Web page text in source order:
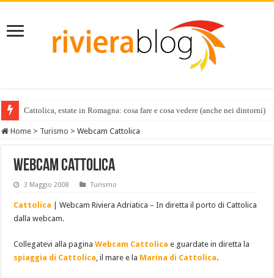
Cattolica, estate in Romagna: cosa fare e cosa vedere (anche nei dintorni)
Home > Turismo > Webcam Cattolica
Webcam Cattolica
3 Maggio 2008 Turismo
Cattolica | Webcam Riviera Adriatica – In diretta il porto di Cattolica
dalla webcam.
Collegatevi alla paginaWebcam Cattolica e guardate in diretta la
spiaggia di Cattolica, il mare e la Marina di Cattolica.